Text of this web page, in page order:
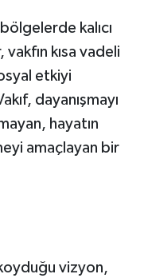
kalıcı
kısa vadeli
etkiyi
dayanışmayı
hayatın
amaçlayan bir
koyduğu vizyon,